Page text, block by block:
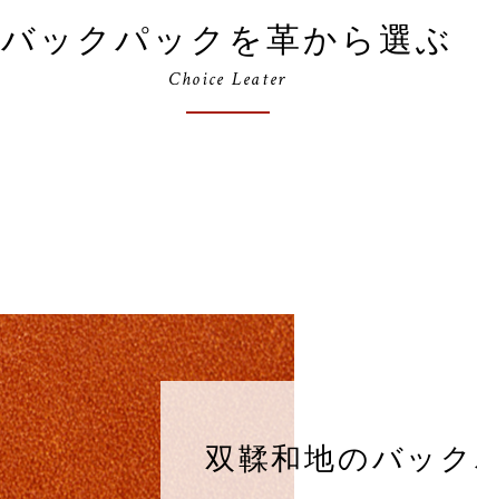
バックパックを革から選ぶ
Choice Leater
双鞣和地のバッ